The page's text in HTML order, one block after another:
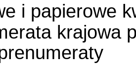
i papierowe
krajowa